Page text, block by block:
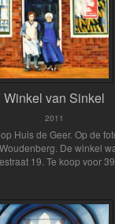
Winkel van Sinkel
2011
Huis de Geer. Op de
De winkel
19. Te koop voor